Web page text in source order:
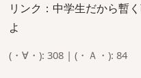
リンク：中学生だから暫
よ
(・∀・): 308 | (・Ａ・): 84